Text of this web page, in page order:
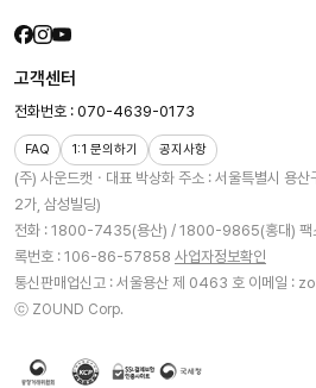
(주) 사운드캣ㆍ대표 박상화 주소 : 서울특별시 용
2가, 삼성빌딩)
전화 : 1800-7435(용산) / 1800-9865(홍대)
록번호 : 106-86-57858 사업자정보확인
통신판매업신고 : 서울용산 제 0463 호 이메일 :
ⓒ ZOUND Corp.
고객센터
전화번호 : 070-4639-0173
FAQ 1:1 문의하기 공지사항